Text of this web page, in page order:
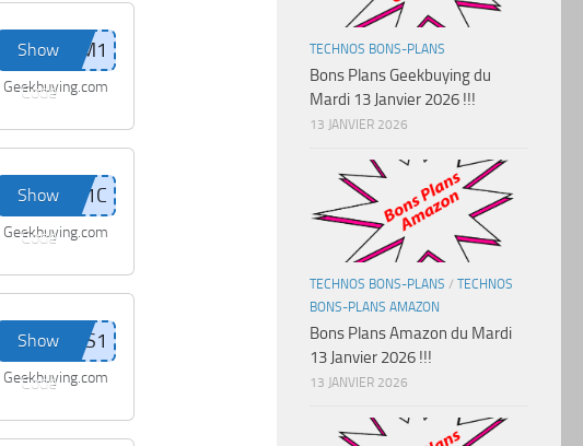
Show
Code
Geekbuying.com
Show
Code
Geekbuying.com
Show
Code
Geekbuying.com
TECHNOS BONS-PLANS
Bons Plans Geekbuying du
Mardi 13 Janvier 2026 !!!
13 JANVIER 2026
TECHNOS BONS-PLANS / TECHNOS
BONS-PLANS AMAZON
Bons Plans Amazon du Mardi
13 Janvier 2026 !!!
13 JANVIER 2026